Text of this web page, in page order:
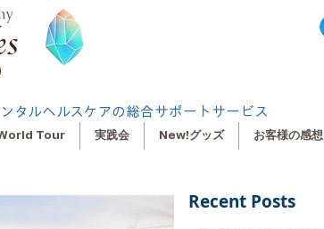
ンタルヘルスケアの総合サポートサービス
Tour 実践会 New!グッズ お客様の感想
Recent Posts